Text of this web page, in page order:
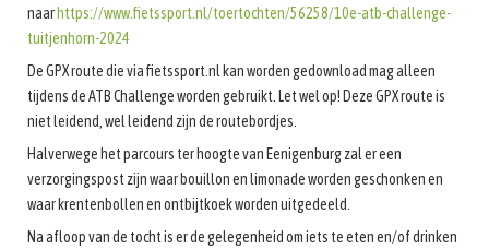
naar https://www.fietssport.nl/toertochten/56258/10e-atb-challenge-
tuitjenhorn-2024
De GPX route die via fietssport.nl kan worden gedownload mag alleen
tijdens de ATB Challenge worden gebruikt. Let wel op! Deze GPX route is
niet leidend, wel leidend zijn de routebordjes.
Halverwege het parcours ter hoogte van Eenigenburg zal er een
verzorgingspost zijn waar bouillon en limonade worden geschonken en
waar krentenbollen en ontbijtkoek worden uitgedeeld.
Na afloop van de tocht is er de gelegenheid om iets te eten en/of drinken